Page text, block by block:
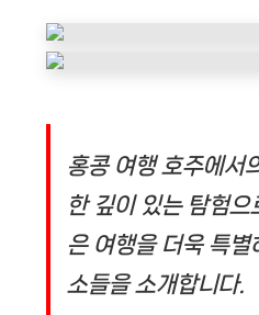
홍콩 여행 호주에서
한 깊이 있는 탐험
은 여행을 더욱 특별
소들을 소개합니다.